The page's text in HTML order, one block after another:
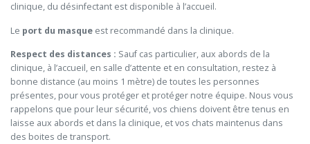
clinique, du désinfectant est disponible à l’accueil.
Le port du masque est recommandé dans la clinique.
Respect des distances : Sauf cas particulier, aux abords de la
clinique, à l’accueil, en salle d’attente et en consultation, restez à
bonne distance (au moins 1 mètre) de toutes les personnes
présentes, pour vous protéger et protéger notre équipe. Nous vous
rappelons que pour leur sécurité, vos chiens doivent être tenus en
laisse aux abords et dans la clinique, et vos chats maintenus dans
des boites de transport.